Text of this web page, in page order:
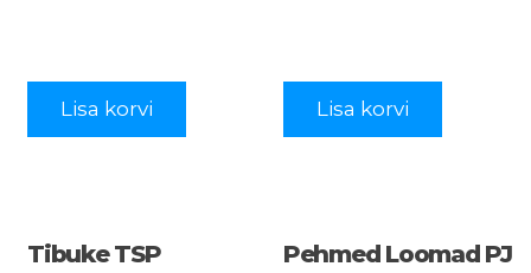
Lisa korvi Lisa korvi
Tibuke TSP Pehmed Loomad PJ